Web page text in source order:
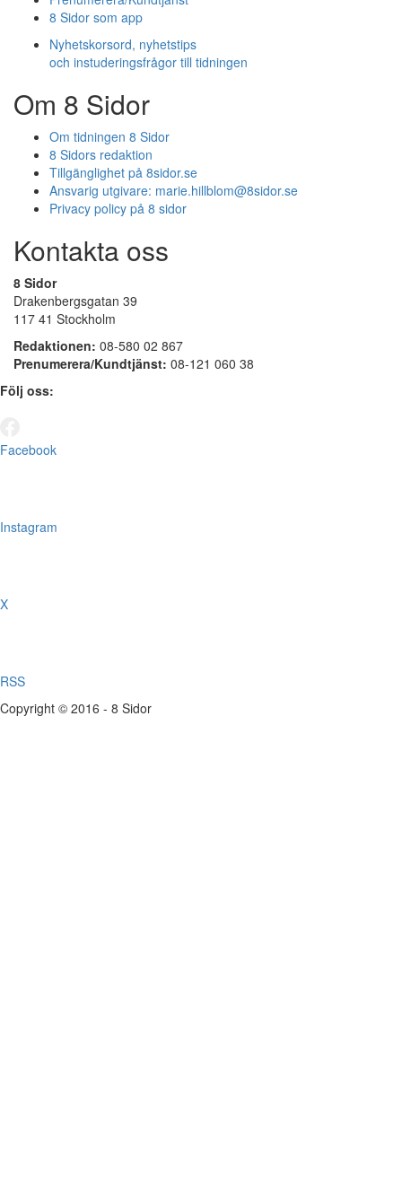
8 Sidor som app
Nyhetskorsord, nyhetstips
och instuderingsfrågor till tidningen
Om 8 Sidor
Om tidningen 8 Sidor
8 Sidors redaktion
Tillgänglighet på 8sidor.se
Ansvarig utgivare: marie.hillblom@8sidor.se
Privacy policy på 8 sidor
Kontakta oss
8 Sidor
Drakenbergsgatan 39
117 41 Stockholm
Redaktionen: 08-580 02 867
Prenumerera/Kundtjänst: 08-121 060 38
Följ oss:
Facebook
Instagram
X
RSS
Copyright © 2016 - 8 Sidor